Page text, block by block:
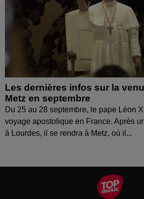
Les dernières infos sur la
Metz en septembre
Du 25 au 28 septembre, le pape Léon
voyage apostolique en France. Après
à Lourdes, il se rendra à Metz, où il...